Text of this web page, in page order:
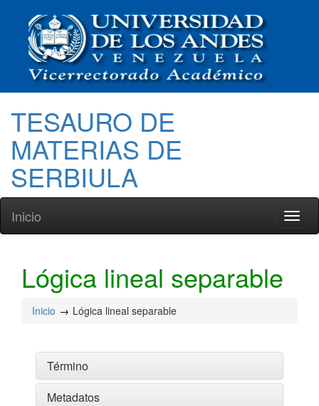
TESAURO DE
MATERIAS DE
SERBIULA
Inicio
Lógica lineal separable
Inicio Lógica lineal separable
Término
Metadatos